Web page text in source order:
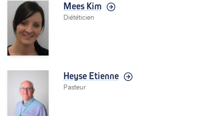
Mees Kim
Diététicien
Heyse Etienne
Pasteur